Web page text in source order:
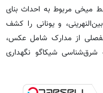
میخی مربوط به احداث بنای
و یونانی را کشف
از مدارک شامل عکس،
شیکاگو نگهداری